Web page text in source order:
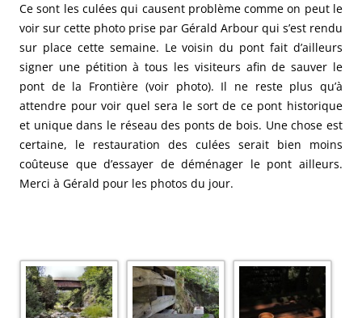
Ce sont les culées qui causent problème comme on peut le
voir sur cette photo prise par Gérald Arbour qui s’est rendu
sur place cette semaine. Le voisin du pont fait d’ailleurs
signer une pétition à tous les visiteurs afin de sauver le
pont de la Frontière (voir photo). Il ne reste plus qu’à
attendre pour voir quel sera le sort de ce pont historique
et unique dans le réseau des ponts de bois. Une chose est
certaine, le restauration des culées serait bien moins
coûteuse que d’essayer de déménager le pont ailleurs.
Merci à Gérald pour les photos du jour.